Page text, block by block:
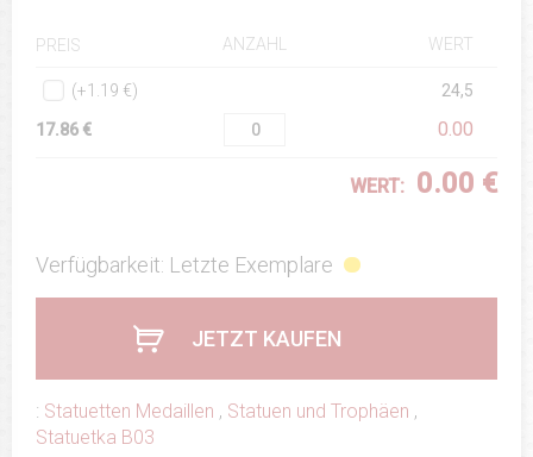
PREIS ANZAHL WERT
(+1.19 €) 24,5
17.86 € 0.00
WERT: 0.00 €
Verfügbarkeit: Letzte Exemplare
JETZT KAUFEN
: Statuetten Medaillen , Statuen und Trophäen ,
Statuetka B03